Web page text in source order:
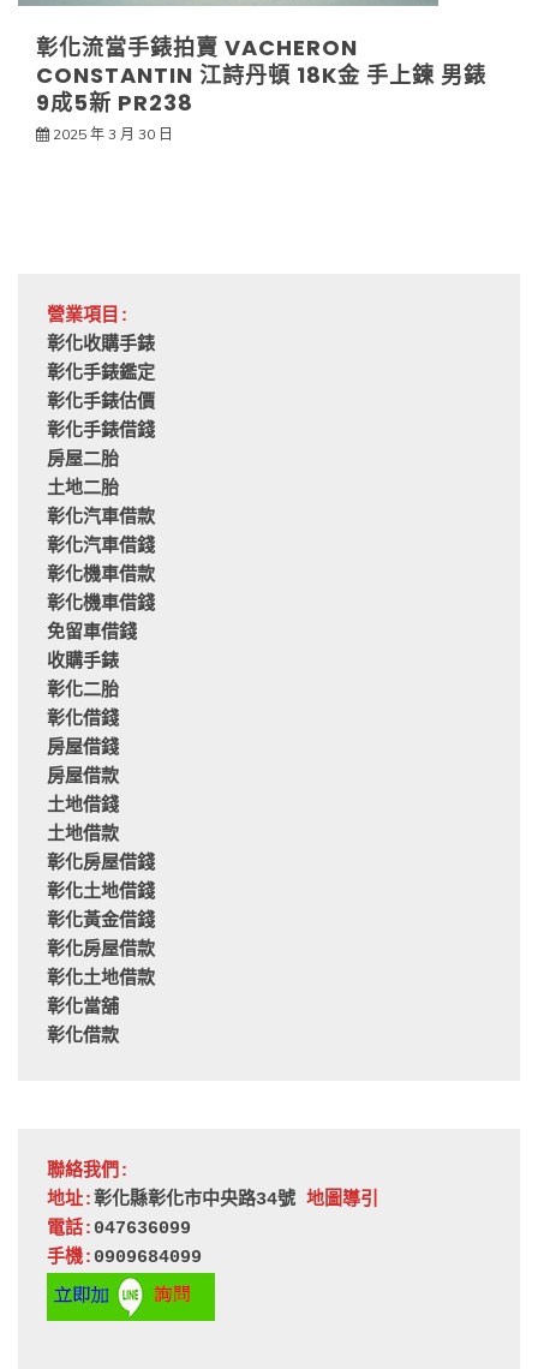
彰化流當手錶拍賣 VACHERON
CONSTANTIN 江詩丹頓 18K金 手上鍊 男錶
9成5新 PR238
2025 年 3 月 30 日
營業項目:
彰化收購手錶
彰化手錶鑑定
彰化手錶估價
彰化手錶借錢
房屋二胎
土地二胎
彰化汽車借款
彰化汽車借錢
彰化機車借款
彰化機車借錢
免留車借錢
收購手錶
彰化二胎
彰化借錢
房屋借錢
房屋借款
土地借錢
土地借款
彰化房屋借錢
彰化土地借錢
彰化黃金借錢
彰化房屋借款
彰化土地借款
彰化當舖
彰化借款
聯絡我們:
地址:彰化縣彰化市中央路34號 地圖導引
電話: 047636099
手機: 0909684099